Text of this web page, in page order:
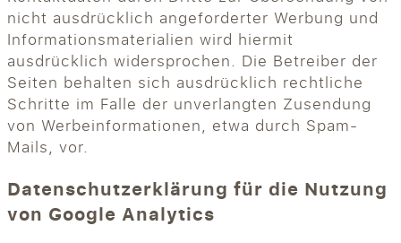
nicht ausdrücklich angeforderter Werbung und
Informationsmaterialien wird hiermit
ausdrücklich widersprochen. Die Betreiber der
Seiten behalten sich ausdrücklich rechtliche
Schritte im Falle der unverlangten Zusendung
von Werbeinformationen, etwa durch Spam-
Mails, vor.
Datenschutzerklärung für die Nutzung
von Google Analytics